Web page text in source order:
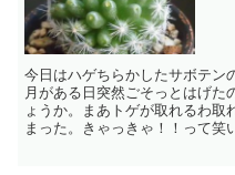
今日はハゲちらかしたサボテン
月がある日突然ごそっとはげた
ょうか。まあトゲが取れるわ取
まった。きゃっきゃ！！って笑